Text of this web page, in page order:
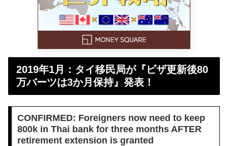
2019年1月：タイ移民局が『ビザ更新後80
万バーツは3か月保持』発表！
CONFIRMED: Foreigners now need to keep
800k in Thai bank for three months AFTER
retirement extension is granted